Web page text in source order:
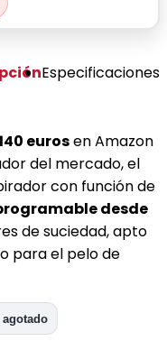
Especificaciones
eurosen Amazon
del mercado, el
con función de
desde
de suciedad, apto
para el pelo de
agotado